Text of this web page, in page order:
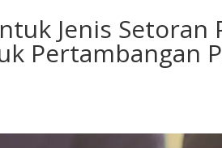
Jenis Setoran
Pertambangan